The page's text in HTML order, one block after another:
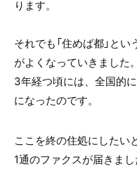
ります。
それでも「住めば都」と
がよくなっていきました
3年経つ頃には、全国的
になったのです。
ここを終の住処にしたい
1通のファクスが届きまし